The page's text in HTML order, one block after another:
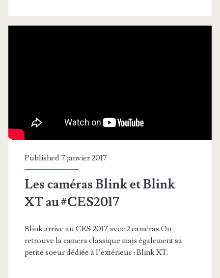
Published 7 janvier 2017
Les caméras Blink et Blink
XT au #CES2017
Blink arrive au CES 2017 avec 2 caméras.On
retrouve la camera classique mais également sa
petite soeur dédiée à l’extérieur : Blink XT.